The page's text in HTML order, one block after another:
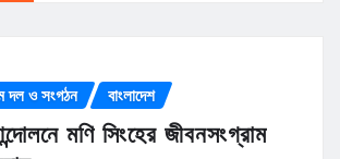
দল ও সংগঠন বাংলাদেশ
মণি সিংহের জীবনসংগ্রাম